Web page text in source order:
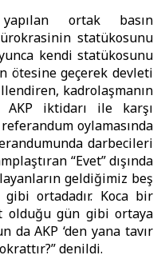
ortak basın
statükosunu
kendi statükosunu
ötesine geçerek devleti
kadrolaşmanın
AKP iktidarı ile karşı
oylamasında
darbecileri
“Evet” dışında
geldiğimiz beş
gibi ortadadır. Koca bir
olduğu gün gibi ortaya
da AKP ‘den yana tavır
denildi.